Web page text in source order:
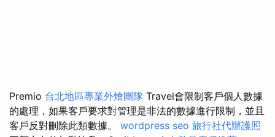
Premio 台北地區專業外燴團隊 Travel會限制客戶個人數據
的處理，如果客戶要求對管理是非法的數據進行限制，並且
客戶反對刪除此類數據。 wordpress seo 旅行社代辦護照